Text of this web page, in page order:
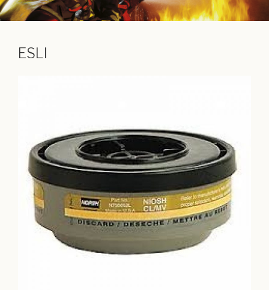
ESLI